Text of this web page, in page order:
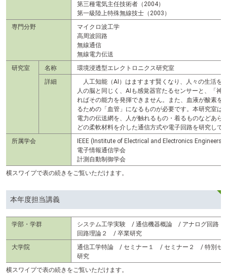
第三種電気主任技術者（2004）
第一級陸上特殊無線技士（2003）
専門分野
マイクロ波工学
高周波回路
無線通信
無線電力伝送
研究室
名称
環境浸透型エレクトロニクス研究室
詳細
人工知能（AI）はますます賢くなり、人々の生活を
人の脳と同じく、AIも感覚器官たるセンサーと、「神
ればその能力を発揮できません。また、血液が酸素を
るための「血管」になるものが必要です。本研究室は
電力の伝送網を、人が触れるもの・着るものなどあら
どの柔軟材料を介した通信方式や電子回路を研究して
所属学会
IEEE (Institute of Electrical and Electronics Engineers)
電子情報通信学会
計測自動制御学会
横スワイプで表の続きをご覧いただけます。
本年度担当講義
学部・学群
システム工学実験 / 通信機器概論 / アナログ回路
回路理論２ / 卒業研究
大学院
通信工学特論 / セミナー１ / セミナー２ / 特別セ
研究
横スワイプで表の続きをご覧いただけます。